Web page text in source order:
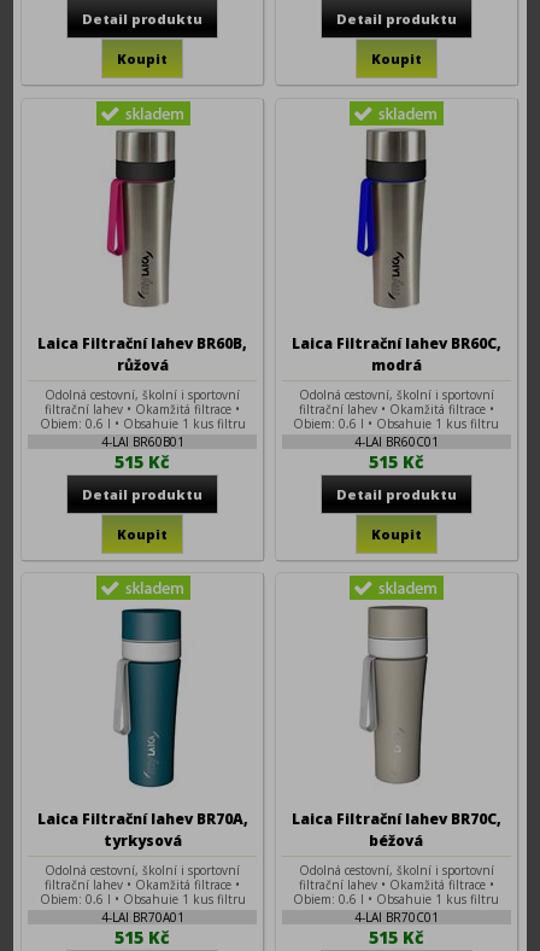
Laica Filtrační lahev BR60B,
růžová
Odolná cestovní, školní i sportovní
filtrační lahev • Okamžitá filtrace •
Objem: 0,6 l • Obsahuje 1 kus filtru
FAST DISK
4-LAI BR60B01
515 Kč
Laica Filtrační lahev BR60C,
modrá
Odolná cestovní, školní i sportovní
filtrační lahev • Okamžitá filtrace •
Objem: 0,6 l • Obsahuje 1 kus filtru
FAST DISK
4-LAI BR60C01
515 Kč
Laica Filtrační lahev BR70A,
tyrkysová
Odolná cestovní, školní i sportovní
filtrační lahev • Okamžitá filtrace •
Objem: 0,6 l • Obsahuje 1 kus filtru
FAST DISK
4-LAI BR70A01
515 Kč
Laica Filtrační lahev BR70C,
béžová
Odolná cestovní, školní i sportovní
filtrační lahev • Okamžitá filtrace •
Objem: 0,6 l • Obsahuje 1 kus filtru
FAST DISK
4-LAI BR70C01
515 Kč